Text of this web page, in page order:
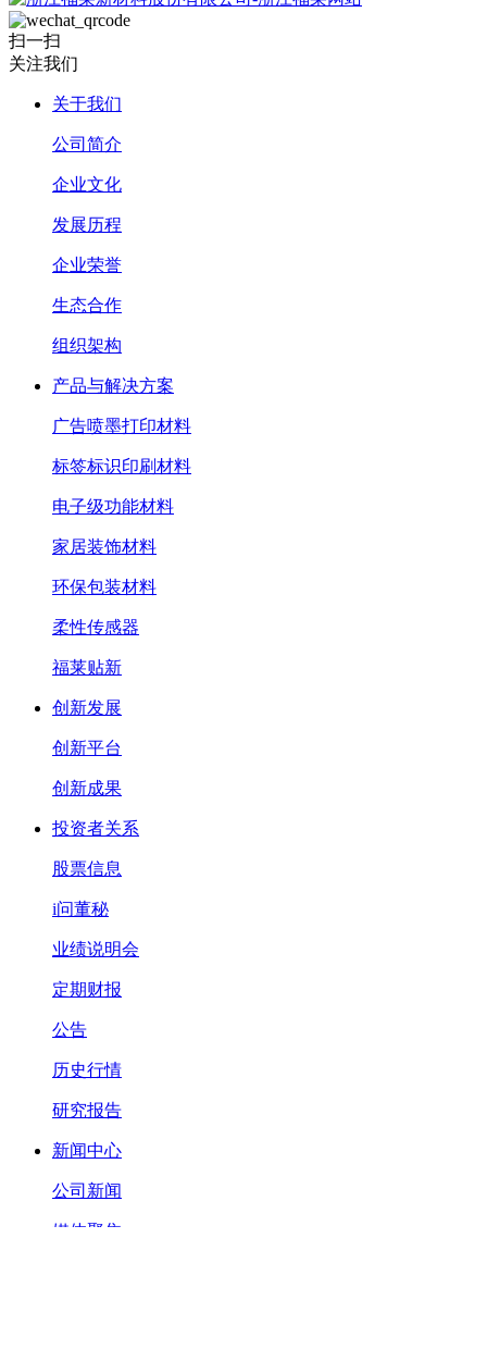
扫一扫
关注我们
关于我们
公司简介
企业文化
发展历程
企业荣誉
生态合作
组织架构
产品与解决方案
广告喷墨打印材料
标签标识印刷材料
电子级功能材料
家居装饰材料
环保包装材料
柔性传感器
福莱贴新
创新发展
创新平台
创新成果
投资者关系
股票信息
i问董秘
业绩说明会
定期财报
公告
历史行情
研究报告
新闻中心
公司新闻
媒体聚焦